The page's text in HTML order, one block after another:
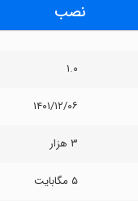
نصب
۱.۰
۱۴۰۱/۱۲/۰۶
۳ هزار
۵ مگابایت